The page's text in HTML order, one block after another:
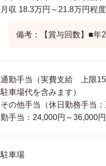
月収 18.3万円～21.8万円程
備考：【賞与回数】■年
通勤手当（実費支給 上限
駐車場代を含みます）
その他手当（休日勤務手当
勤手当：24,000円～36,000
駐車場